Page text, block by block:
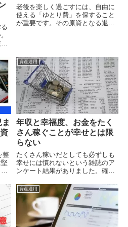
し
老後を楽しく過ごすには、自由に
使える「ゆとり費」を保すること
が重要です。その原資となる退職
整
資産運用
年収と幸福度、お金をたく
さん稼ぐことが幸せとは限
らない
たくさん稼いだとしても必ずしも
幸せには慣れないという雑誌のア
ンケート結果がありました。確か
りそうです。年収1000万以上の人
が幸せでない理由はなんなのか、
また年収が少なくても幸せに生き
るためにはどうすれば良いかにつ
いて考えてみます。
資産運用